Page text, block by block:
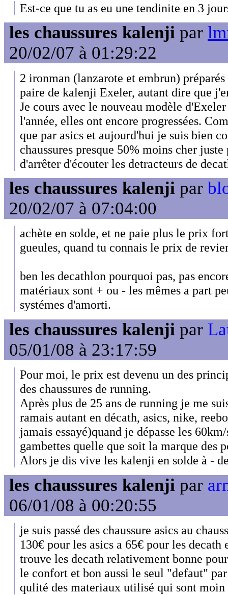
Est-ce que tu as eu une tendinite en 3
les chaussures kalenji par
20/02/07 à 01:29:22
2 ironman (lanzarote et embrun)
paire de kalenji Exeler, autant dire que
Je cours avec le nouveau modèle
l'année, elles ont encore progressées.
que par asics et aujourd'hui je suis bien
chaussures presque 50% moins cher
d'arrêter d'écouter les detracteurs de
les chaussures kalenji par
20/02/07 à 07:04:00
achète en solde, et ne paie plus le prix
gueules, quand tu connais le prix de
ben les decathlon pourquoi pas, pas
matériaux sont + ou - les mêmes a part
systémes d'amorti.
les chaussures kalenji par
05/01/08 à 23:17:59
Pour moi, le prix est devenu un des
des chaussures de running.
Après plus de 25 ans de running je me
ramais autant en décath, asics, nike,
jamais essayé)quand je dépasse les
gambettes quelle que soit la marque des
Alors je dis vive les kalenji en solde à -
les chaussures kalenji par
06/01/08 à 00:20:55
je suis passé des chaussure asics au
130€ pour les asics a 65€ pour les
trouve les decath relativement bonne
le confort et bon aussi le seul "defaut"
qulité des materiaux utilisé qui sont moin